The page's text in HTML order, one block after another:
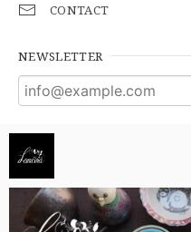
CONTACT
NEWSLETTER